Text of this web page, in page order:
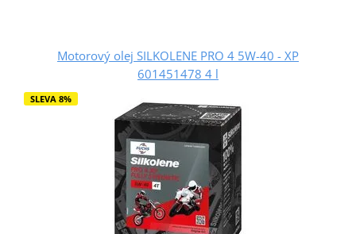
Motorový olej SILKOLENE PRO 4 5W-40 - XP
601451478 4 l
SLEVA 8%